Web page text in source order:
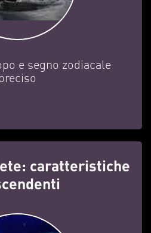
e segno zodiacale
preciso
caratteristiche